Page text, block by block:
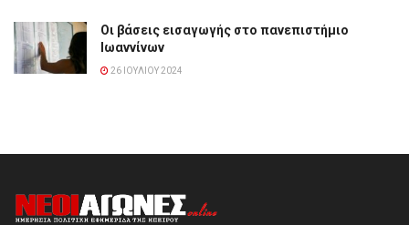
Οι βάσεις εισαγωγής στο πανεπιστήμιο
Ιωαννίνων
26 ΙΟΥΛΊΟΥ 2024